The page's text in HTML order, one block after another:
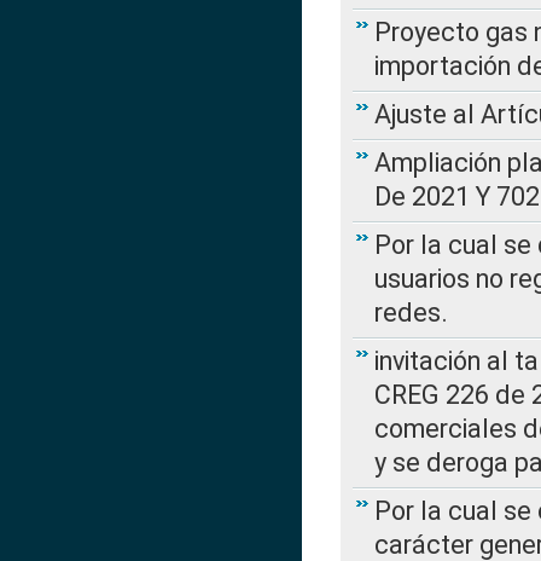
Proyecto gas
importación
Ajuste al
Ampliación
De 2021 Y
Por la cual
usuarios no
redes.
invitación al
CREG 226
comerciales
y se deroga
Por la cual
carácter